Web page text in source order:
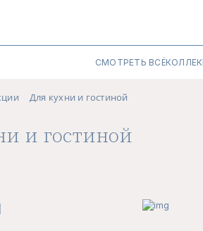
СМОТРЕТЬ ВСЁ
Для кухни и гостиной
и гостиной